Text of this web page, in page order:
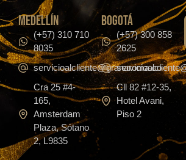
medellín
(+57) 310 710
8035
servicioalcliente@granaroma.co
Cra 25 #4-
165,
Amsterdam
Plaza, Sótano
2, L9835
bogotá
(+57) 300 858
2625
Cll 82 #12-35,
Hotel Avani,
Piso 2